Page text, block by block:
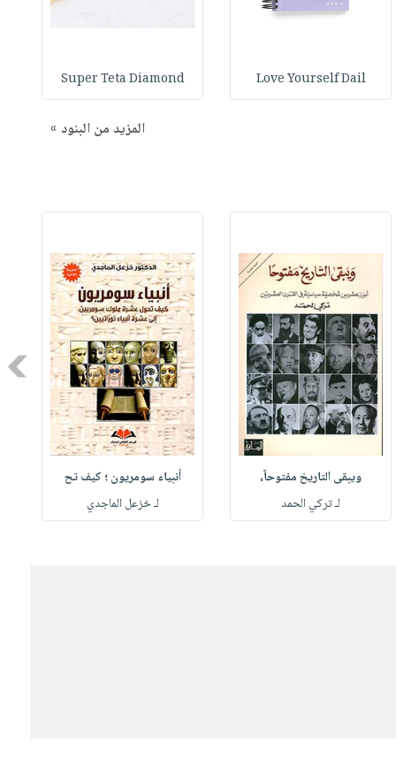
Love Yourself Dail
Super Teta Diamond
المزيد من البنود »
ويبقى التاريخ مفتوحاً،
لـ تركي الحمد
أنبياء سومريون ؛ كيف تح
لـ خزعل الماجدي